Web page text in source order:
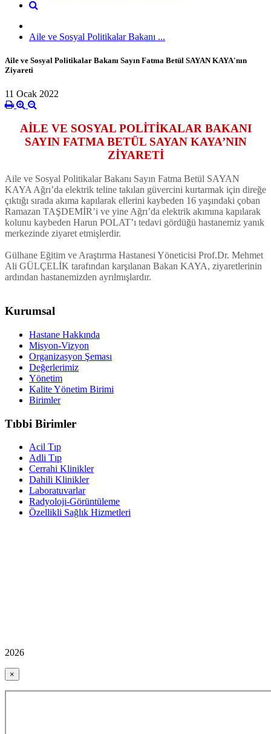
Aile ve Sosyal Politikalar Bakanı ...
Aile ve Sosyal Politikalar Bakanı Sayın Fatma Betül SAYAN KAYA'nın
Ziyareti
11 Ocak 2022
AİLE VE SOSYAL POLİTİKALAR BAKANI
SAYIN FATMA BETÜL SAYAN KAYA’NIN
ZİYARETİ
Aile ve Sosyal Politikalar Bakanı Sayın Fatma Betül SAYAN
KAYA Ağrı’da elektrik teline takılan güvercini kurtarmak için direğe
çıktığı sırada akıma kapılarak ellerini kaybeden 16 yaşındaki çoban
Ramazan TAŞDEMİR’i ve yine Ağrı’da elektrik akımına kapılarak
kolunu kaybeden Harun POLAT’ı tedavi gördüğü hastanemiz yanık
merkezinde ziyaret etmişlerdir.
Gülhane Eğitim ve Araştırma Hastanesi Yöneticisi Prof.Dr. Mehmet
Ali GÜLÇELİK tarafından karşılanan Bakan KAYA, ziyaretlerinin
ardından hastanemizden ayrılmışlardır.
Kurumsal
Hastane Hakkında
Misyon-Vizyon
Organizasyon Şeması
Değerlerimiz
Yönetim
Kalite Yönetim Birimi
Birimler
Tıbbi Birimler
Acil Tıp
Adli Tıp
Cerrahi Klinikler
Dahili Klinikler
Laboratuvarlar
Radyoloji-Görüntüleme
Özellikli Sağlık Hizmetleri
2026
×